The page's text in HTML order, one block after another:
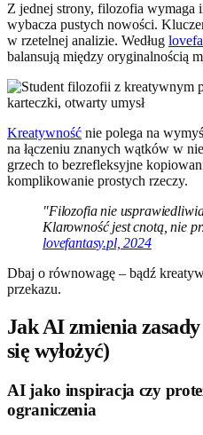
Z jednej strony, filozofia wymaga
wybacza pustych nowości.
w rzetelnej analizie. Według
balansują między oryginalnością
Kreatywność nie polega na
na łączeniu znanych wątków w
grzech to bezrefleksyjne
komplikowanie prostych rzeczy.
"Filozofia nie
Klarowność jest cnotą, nie
lovefantasy.pl, 2024
Dbaj o równowagę – bądź
przekazu.
Jak AI zmienia
się wyłożyć)
AI jako inspiracja czy
ograniczenia